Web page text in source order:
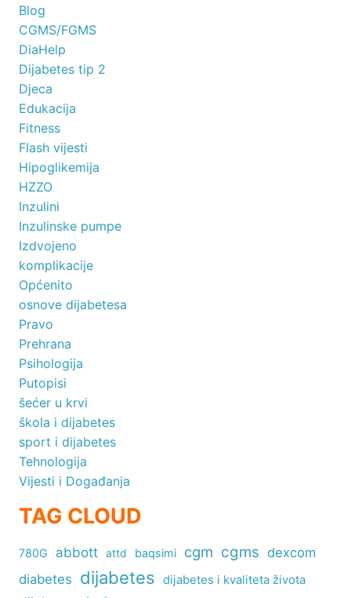
Blog
CGMS/FGMS
DiaHelp
Dijabetes tip 2
Djeca
Edukacija
Fitness
Flash vijesti
Hipoglikemija
HZZO
Inzulini
Inzulinske pumpe
Izdvojeno
komplikacije
Općenito
osnove dijabetesa
Pravo
Prehrana
Psihologija
Putopisi
šećer u krvi
škola i dijabetes
sport i dijabetes
Tehnologija
Vijesti i Događanja
TAG CLOUD
780G abbott attd baqsimi cgm cgms dexcom
diabetes dijabetes dijabetes i kvaliteta života